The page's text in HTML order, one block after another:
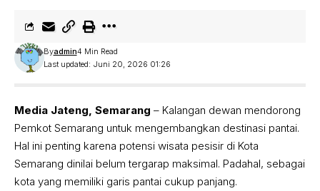
Last updated: Juni 20, 2026 01:26
Byadmin4 Min Read
Media Jateng, Semarang – Kalangan dewan mendorong
Pemkot Semarang untuk mengembangkan destinasi pantai.
Hal ini penting karena potensi wisata pesisir di Kota
Semarang dinilai belum tergarap maksimal. Padahal, sebagai
kota yang memiliki garis pantai cukup panjang.